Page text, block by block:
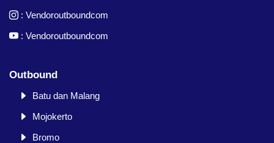
: Vendoroutboundcom
: Vendoroutboundcom
Outbound
Batu dan Malang
Mojokerto
Bromo